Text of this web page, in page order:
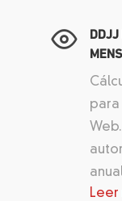
para
Leer